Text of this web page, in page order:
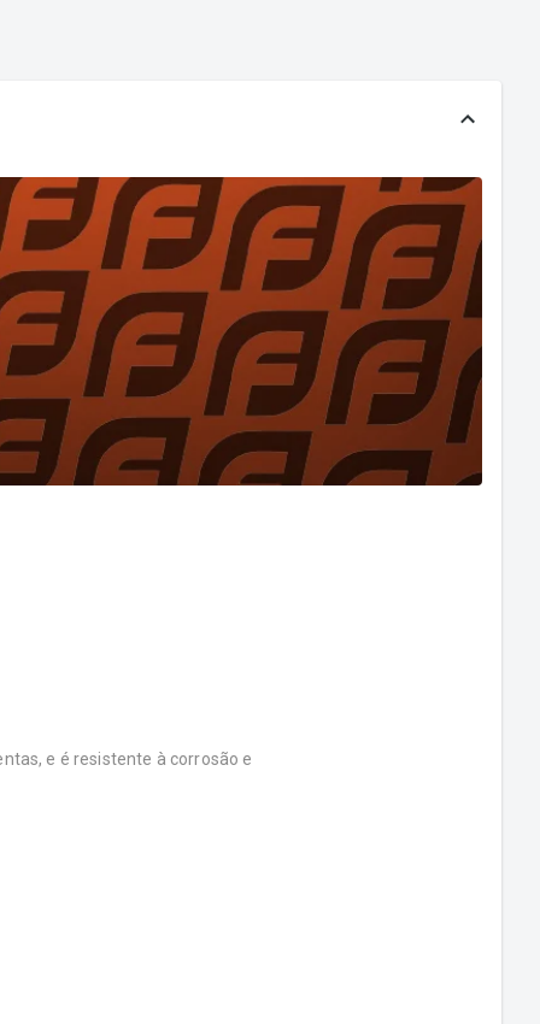
e é resistente à corrosão e